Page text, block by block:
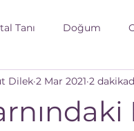
Tanı Doğum
gebelikte sık
Dilek 2 Mar 2021 2